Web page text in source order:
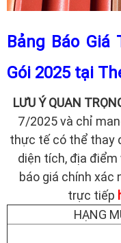
Bảng Báo Giá
Gói 2025 tại
LƯU Ý QUAN
7/2025 và chỉ
thực tế có thể thay
diện tích, địa
báo giá chính xác
trực tiếp
HẠNG